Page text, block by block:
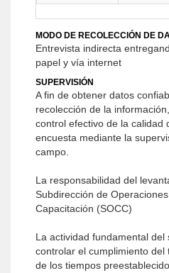
MODO DE RECOLECCIÓN DE
Entrevista indirecta
papel y vía internet
SUPERVISIÓN
A fin de obtener datos
recolección de la
control efectivo de la calidad
encuesta mediante la
campo.
La responsabilidad del
Subdirección de
Capacitación (SOCC)
La actividad fundamental del
controlar el cumplimiento
de los tiempos